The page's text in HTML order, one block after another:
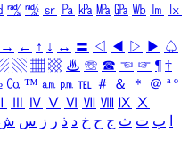
㎮ ㎯ ㏛ ㎩ ㎪ ㎫ ㎬ ㏝ ㏐
㏓
→ ← ↑ ↓ ↔ 〓 ◁ ◀ ▷ ▶ ♤
▧ ▦ ▩ ♨ ☏ ☎ ☜ ☞ ¶ †
㏇ ™ ㏂ ㏘ ℡ ＃ ＆ ＊ ＠ ª º
Ⅳ Ⅴ Ⅵ Ⅶ Ⅷ Ⅸ Ⅹ
ب ت ث ج ح خ د ذ ر ز س